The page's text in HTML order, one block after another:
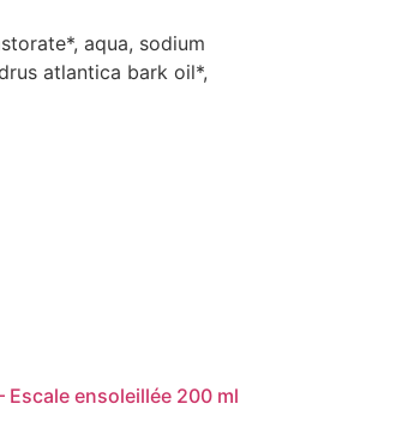
aqua, sodium
atlantica bark oil*,
Escale ensoleillée 200 ml